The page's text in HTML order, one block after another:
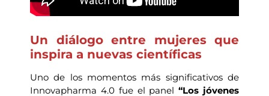
Un diálogo entre mujeres que
inspira a nuevas científicas
Uno de los momentos más significativos de
Innovapharma 4.0 fue el panel“Los jóvenes